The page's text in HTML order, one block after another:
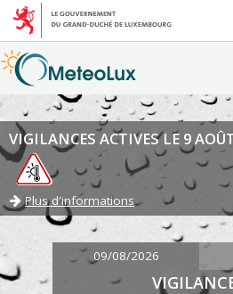
VIGILANCES ACTIVES LE 9
Plus d'informations
09/08/2026